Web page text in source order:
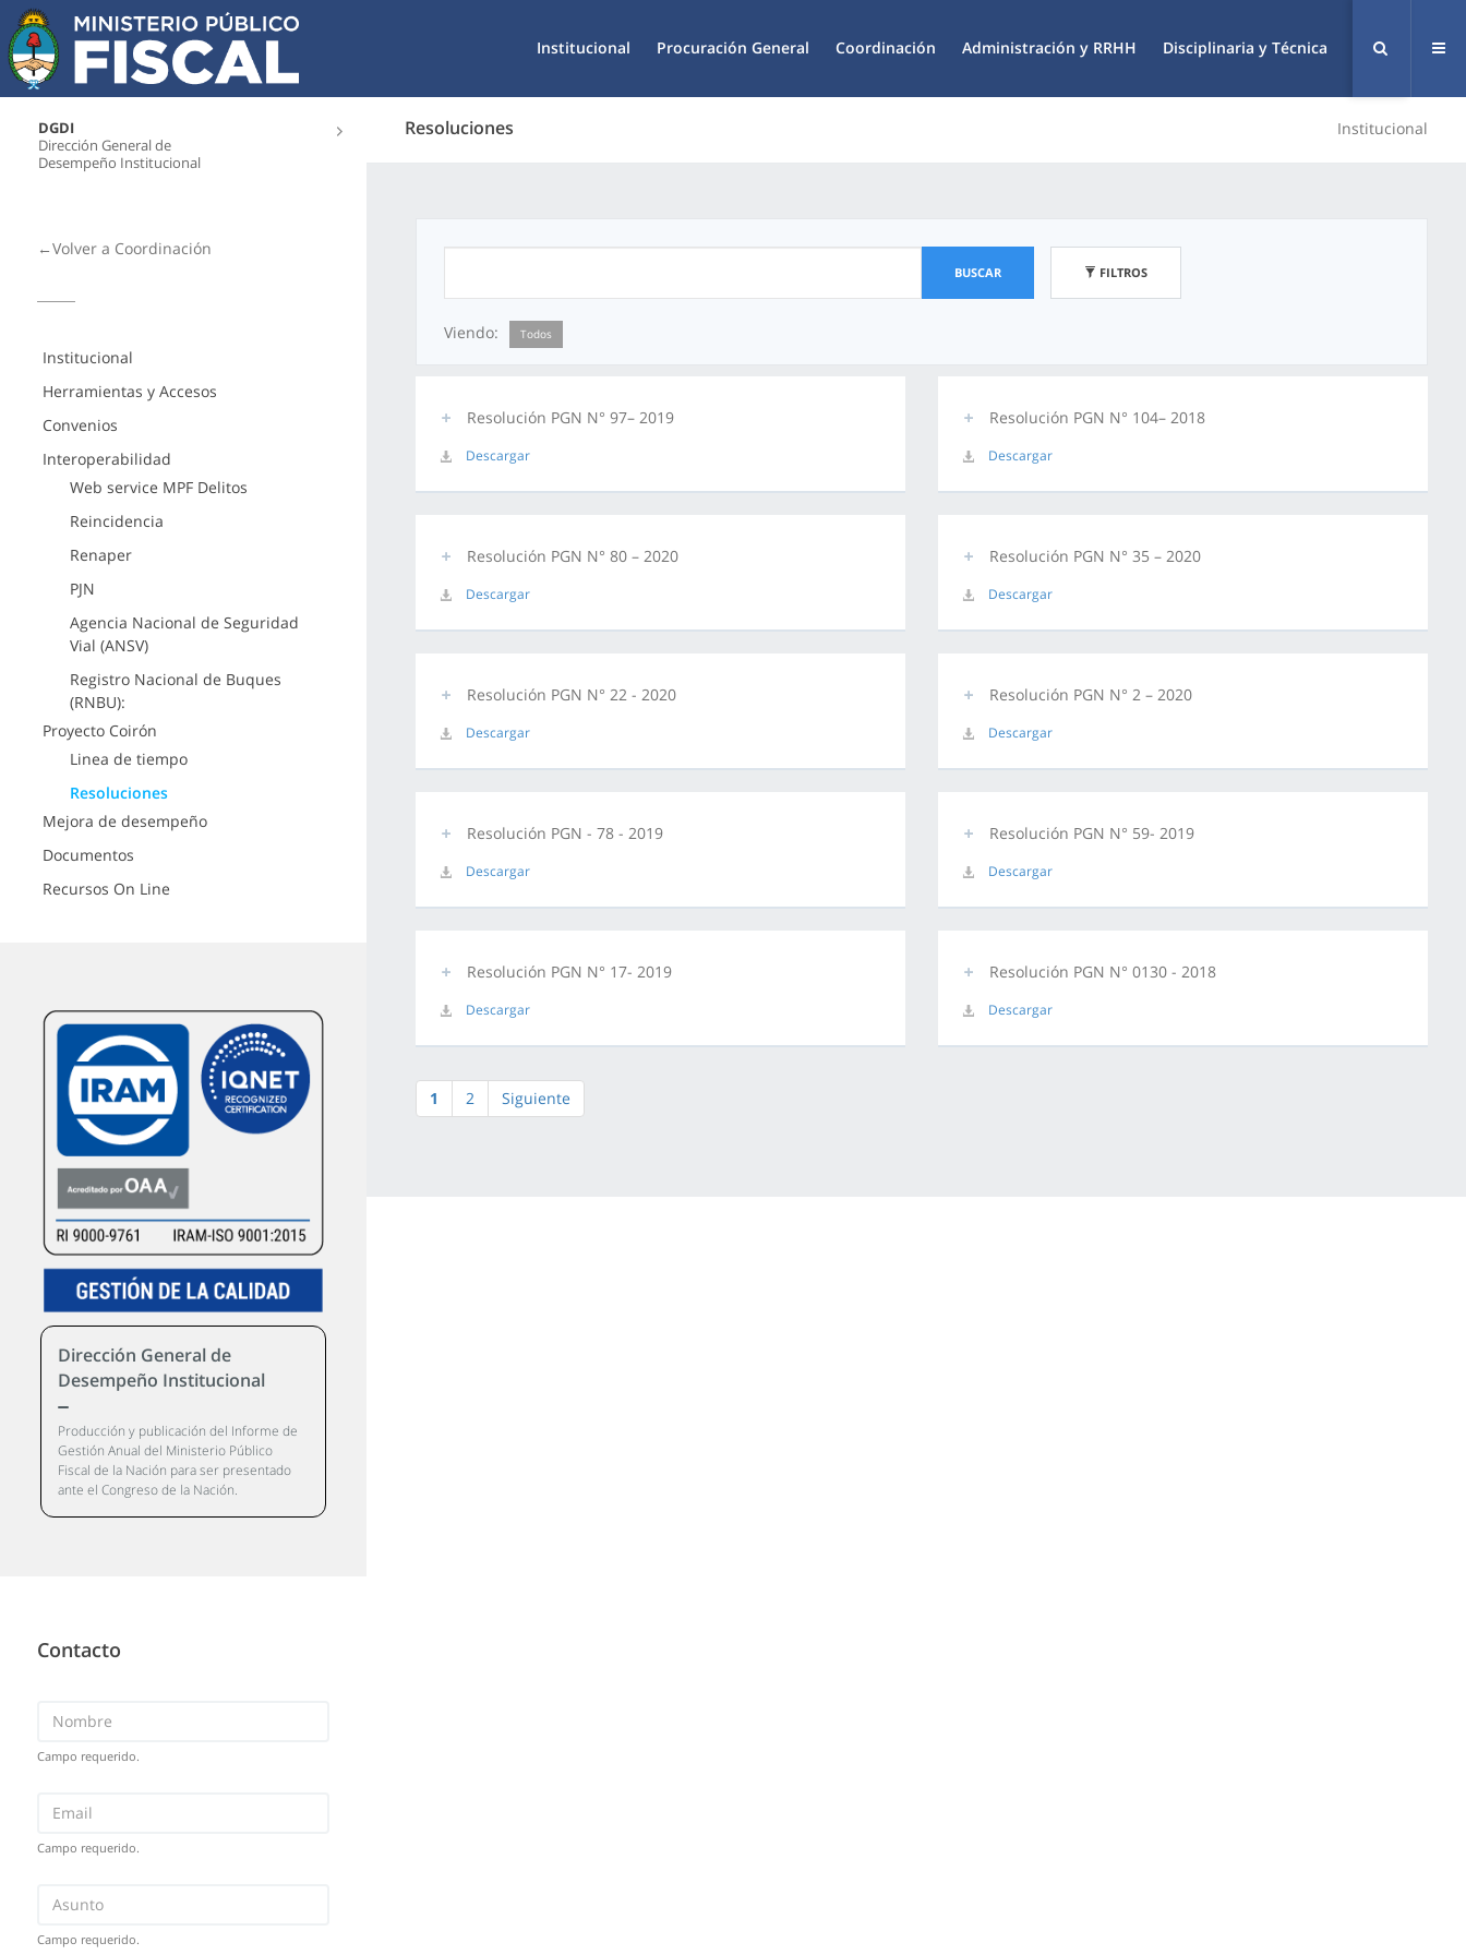
Institucional Procuración General Coordinación Administración y RRHH Disciplinaria y Técnica
DGDI
Dirección General de
Desempeño Institucional
Resoluciones Institucional
←Volver a Coordinación
Institucional
Herramientas y Accesos
Convenios
Interoperabilidad
Web service MPF Delitos
Reincidencia
Renaper
PJN
Agencia Nacional de Seguridad
Vial (ANSV)
Registro Nacional de Buques
(RNBU):
Proyecto Coirón
Linea de tiempo
Resoluciones
Mejora de desempeño
Documentos
Recursos On Line
Dirección General de
Desempeño Institucional
Producción y publicación del Informe de
Gestión Anual del Ministerio Público
Fiscal de la Nación para ser presentado
ante el Congreso de la Nación.
Contacto
Campo requerido.
Campo requerido.
Campo requerido.
BUSCAR FILTROS
Viendo: Todos
Resolución PGN N° 97– 2019
Descargar
Resolución PGN N° 104– 2018
Descargar
Resolución PGN N° 80 – 2020
Descargar
Resolución PGN N° 35 – 2020
Descargar
Resolución PGN N° 22 - 2020
Descargar
Resolución PGN N° 2 – 2020
Descargar
Resolución PGN - 78 - 2019
Descargar
Resolución PGN N° 59- 2019
Descargar
Resolución PGN N° 17- 2019
Descargar
Resolución PGN N° 0130 - 2018
Descargar
1 2 Siguiente